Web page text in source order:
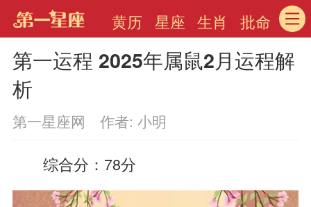
黄历 星座 生肖 批命
第一运程 2025年属鼠2月运程解
析
第一星座网 作者: 小明
综合分：78分